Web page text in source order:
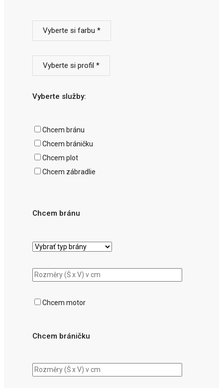
Vyberte si farbu *
Vyberte si profil *
Vyberte služby:
Chcem bránu
Chcem bráničku
Chcem plot
Chcem zábradlie
Chcem bránu
Chcem motor
Chcem bráničku